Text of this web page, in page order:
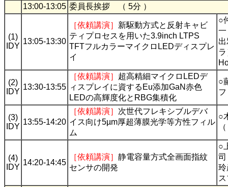
13:00-13:05 委員長挨拶 （ 5分 ）
(1)
IDY
13:05-13:30
［依頼講演］ 新駆動方式と反射キャビ
ティプロセスを用いた3.9inch LTPS
TFTフルカラーマイクロLEDディスプレ
イ
○
一
(2)
IDY
13:30-13:55
［依頼講演］ 超高精細マイクロLEDデ
ィスプレイに資するEu添加GaN赤色
LEDの高輝度化とRBG集積化
○
(3)
IDY
13:55-14:20
［依頼講演］ 次世代フレキシブルデバ
イス向け5µm厚超薄膜光学等方性フィル
ム
○
(4)
IDY
14:20-14:45
［依頼講演］ 静電容量方式全画面指紋
センサの開発
○
司
玲